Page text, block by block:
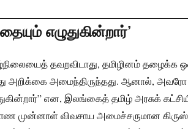
எழுதுகின்றார்’
தவறவிடாது, தமிழினம்
அறிக்கை அமைந்திருந்தது. ஆனால்,
என, இலங்கைத் தமிழ் அரசுக்
முன்னாள் விவசாய அமைச்சருமான